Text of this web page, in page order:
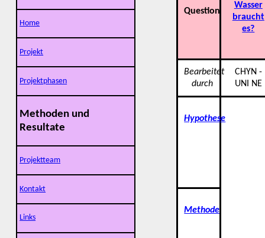
Home
Projekt
Projektphasen
Methoden und
Resultate
Projektteam
Kontakt
Links
Question
Wasser
braucht
es?
Bearbeitet
durch
CHYN -
UNI NE
Hypothese
Methode